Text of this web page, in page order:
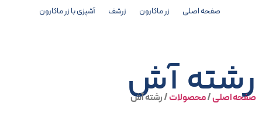
صفحه اصلی زر ماکارون زرشف آشپزی با زر ماکارون
رشته آش
صفحه اصلی/محصولات/رشته آش